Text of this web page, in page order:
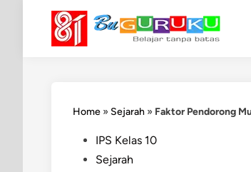
content
Home » Sejarah » Faktor Pendorong
PostedIPS Kelas 10
Sejarah